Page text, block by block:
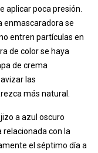
aplicar poca presión.
enmascaradora se
entren partículas en
de color se haya
de crema
las
más natural.
a azul oscuro
relacionada con la
el séptimo día a